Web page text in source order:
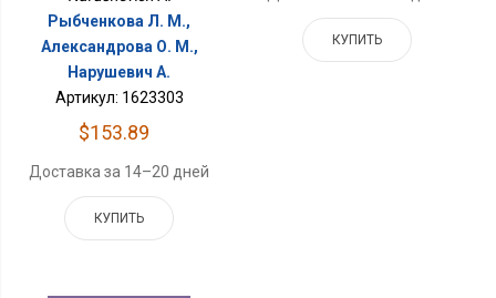
Рыбченкова Л. М.,
Александрова О. М.,
Нарушевич А.
Артикул: 1623303
$153.89
Доставка за 14–20 дней
КУПИТЬ
КУПИТЬ